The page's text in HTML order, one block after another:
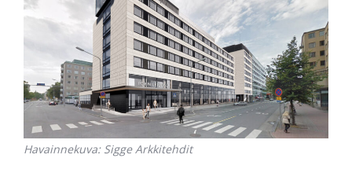
Havainnekuva: Sigge Arkkitehdit